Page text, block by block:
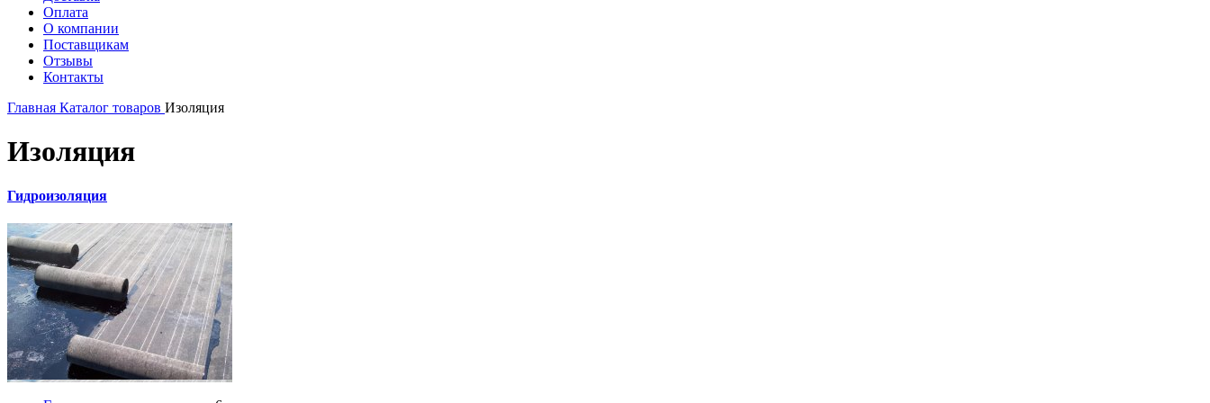
Оплата
О компании
Поставщикам
Отзывы
Контакты
Главная Каталог товаров Изоляция
Изоляция
Гидроизоляция